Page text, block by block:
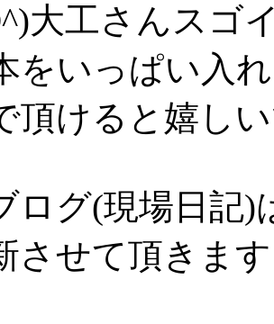
大工さんスゴ
をいっぱい入
頂けると嬉し
ログ(現場日記)
させて頂きま